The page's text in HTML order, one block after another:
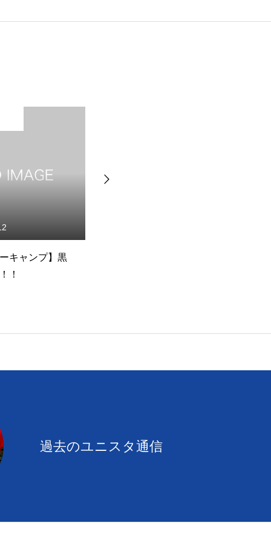
キャンプ】黒
！
過去のユニスタ通信